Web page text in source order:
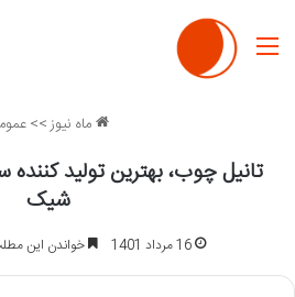
منو
ماه نیوز>>
تانیل چوب، بهترین تولید
شیک
16 مرداد 1401 خواندن این مطلب 5 دقیقه زمان